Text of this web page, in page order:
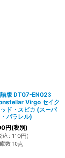
版 DT07-EN023
Virgo セイク
ッド・スピカ (スーパ
パラレル)
円(税別)
込 : 110円)
数 10点